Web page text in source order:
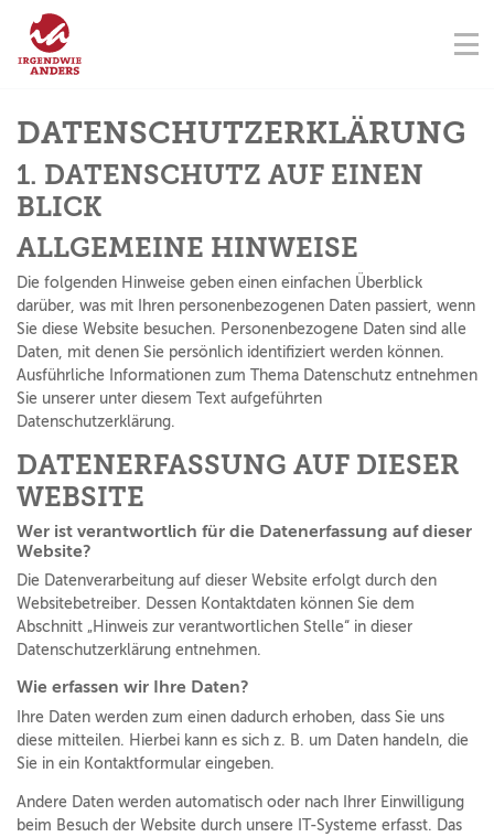
NAVIGATION ÜBERSPRINGEN
ÜBER UNS
SEMINARE
TERMINE
SPENDEN
AKADEMIE
DATENSCHUTZ­ERKLÄRUNG
1. DATENSCHUTZ AUF EINEN
BLICK
ALLGEMEINE HINWEISE
Die folgenden Hinweise geben einen einfachen Überblick
darüber, was mit Ihren personenbezogenen Daten passiert, wenn
Sie diese Website besuchen. Personenbezogene Daten sind alle
Daten, mit denen Sie persönlich identifiziert werden können.
Ausführliche Informationen zum Thema Datenschutz entnehmen
Sie unserer unter diesem Text aufgeführten
Datenschutzerklärung.
DATENERFASSUNG AUF DIESER
WEBSITE
Wer ist verantwortlich für die Datenerfassung auf dieser
Website?
Die Datenverarbeitung auf dieser Website erfolgt durch den
Websitebetreiber. Dessen Kontaktdaten können Sie dem
Abschnitt „Hinweis zur verantwortlichen Stelle“ in dieser
Datenschutzerklärung entnehmen.
Wie erfassen wir Ihre Daten?
Ihre Daten werden zum einen dadurch erhoben, dass Sie uns
diese mitteilen. Hierbei kann es sich z. B. um Daten handeln, die
Sie in ein Kontaktformular eingeben.
Andere Daten werden automatisch oder nach Ihrer Einwilligung
beim Besuch der Website durch unsere IT-Systeme erfasst. Das